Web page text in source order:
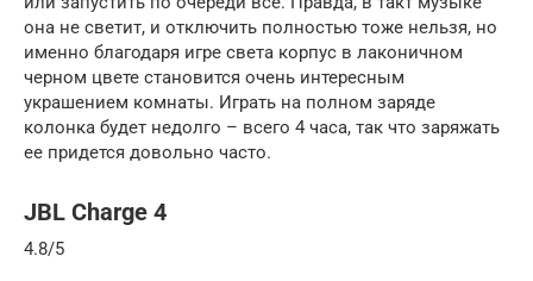
она не светит, и отключить полностью тоже нельзя, но
именно благодаря игре света корпус в лаконичном
черном цвете становится очень интересным
украшением комнаты. Играть на полном заряде
колонка будет недолго – всего 4 часа, так что заряжать
ее придется довольно часто.
JBL Charge 4
4.8/5